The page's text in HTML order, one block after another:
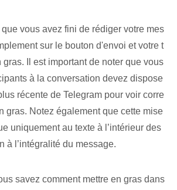
vous avez fini de rédiger votre mes
sur le bouton d'envoi et votre t
Il est important de noter que vous
à la conversation devez dispose
récente de Telegram pour voir corre
gras. Notez également que cette mise
uniquement au texte à l’intérieur des
à l’intégralité du message.
savez comment mettre en gras dans